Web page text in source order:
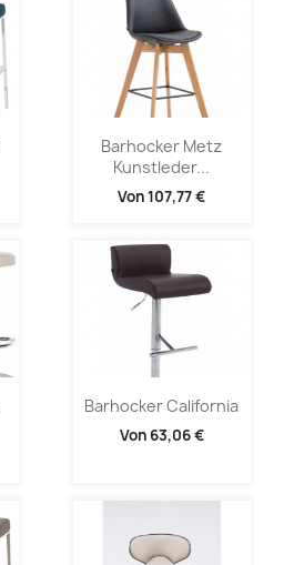
Barhocker Metz
Kunstleder...
Von107,77 €
Barhocker California
Von 63,06 €